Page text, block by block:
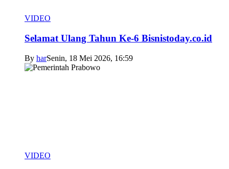
VIDEO
Selamat Ulang Tahun Ke-6 Bisnistoday.co.id
By harSenin, 18 Mei 2026, 16:59
VIDEO